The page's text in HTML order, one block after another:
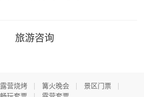
旅游咨询
露营烧烤 篝火晚会
景区门票